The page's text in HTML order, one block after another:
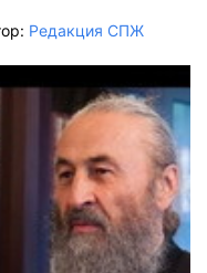
Редакция СПЖ